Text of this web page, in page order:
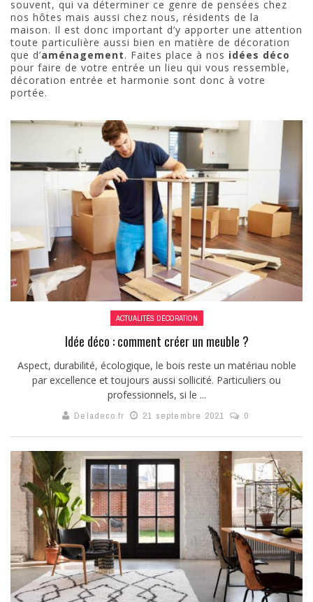
souvent, qui va déterminer ce genre de pensées chez
nos hôtes mais aussi chez nous, résidents de la
maison. Il est donc important d’y apporter une attention
toute particulière aussi bien en matière de décoration
que d’aménagement. Faites place à nos idées déco
pour faire de votre entrée un lieu qui vous ressemble,
décoration entrée et harmonie sont donc à votre
portée.
ACTUALITÉS DÉCORATION
Idée déco : comment créer un meuble ?
Aspect, durabilité, écologique, le bois reste un matériau noble
par excellence et toujours aussi sollicité. Particuliers ou
professionnels, si le ...
Deladeco.fr 21 septembre 2021 0